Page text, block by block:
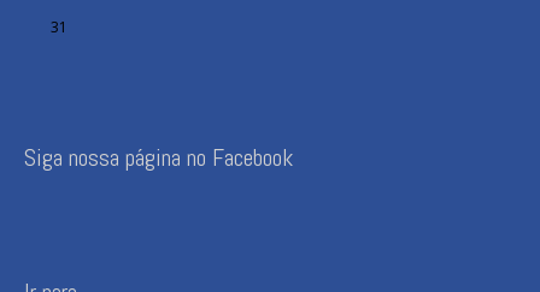
31
Siga nossa página no Facebook